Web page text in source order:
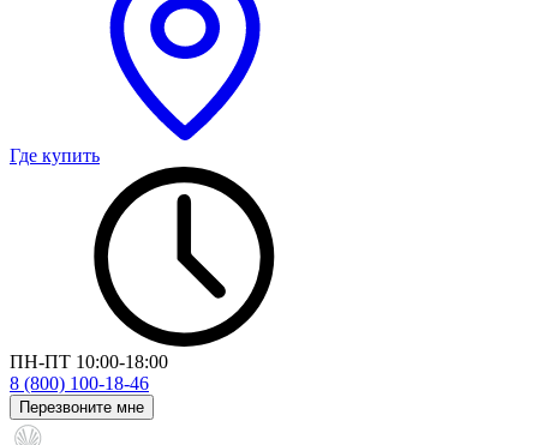
Где купить
ПН-ПТ 10:00-18:00
8 (800) 100-18-46
Перезвоните мне